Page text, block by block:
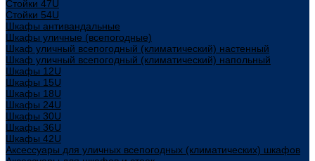
Стойки 47U
Стойки 54U
Шкафы антивандальные
Шкафы уличные (всепогодные)
Шкаф уличный всепогодный (климатический) настенный
Шкаф уличный всепогодный (климатический) напольный
Шкафы 12U
Шкафы 15U
Шкафы 18U
Шкафы 24U
Шкафы 30U
Шкафы 36U
Шкафы 42U
Аксессуары для уличных всепогодных (климатических) шкафов